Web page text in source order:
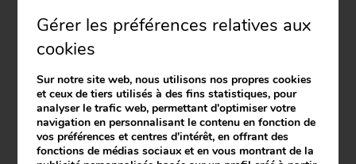
39 Promenade de la Plage
06800 Cagnes-sur-Mer Alpes Maritimes
France
+33 4 93 20 16 09
vanillehotel@gmail.com
Gérer les préférences relatives aux
cookies
Sur notre site web, nous utilisons nos propres cookies
et ceux de tiers utilisés à des fins statistiques, pour
analyser le trafic web, permettant d'optimiser votre
navigation en personnalisant le contenu en fonction de
vos préférences et centres d'intérêt, en offrant des
fonctions de médias sociaux et en vous montrant de la